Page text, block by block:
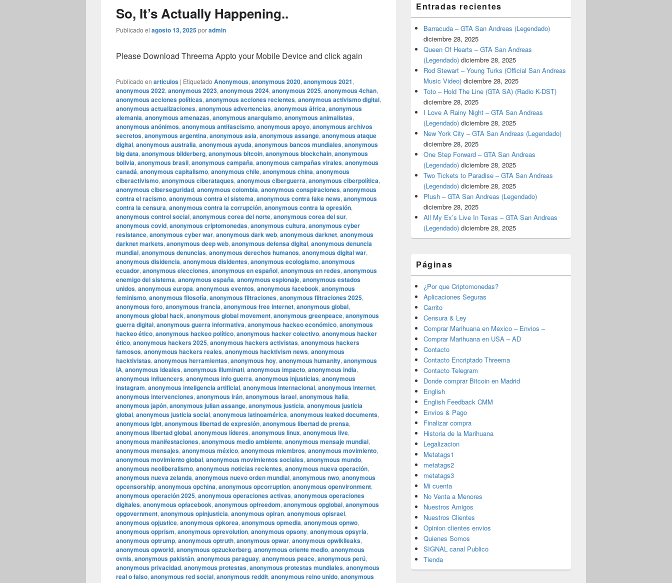
So, It’s Actually Happening..
Publicado el agosto 13, 2025poradmin
Please Download Threema Appto your Mobile Device and click again
Publicado en articulos | Etiquetado Anonymous, anonymous 2020, anonymous 2021,
anonymous 2022, anonymous 2023, anonymous 2024, anonymous 2025, anonymous 4chan,
anonymous acciones políticas, anonymous acciones recientes, anonymous activismo digital,
anonymous actualizaciones, anonymous advertencias, anonymous áfrica, anonymous
alemania, anonymous amenazas, anonymous anarquismo, anonymous animalistas,
anonymous anónimos, anonymous antifascismo, anonymous apoyo, anonymous archivos
secretos, anonymous argentina, anonymous asia, anonymous assange, anonymous ataque
digital, anonymous australia, anonymous ayuda, anonymous bancos mundiales, anonymous
big data, anonymous bilderberg, anonymous bitcoin, anonymous blockchain, anonymous
bolivia, anonymous brasil, anonymous campaña, anonymous campañas virales, anonymous
canadá, anonymous capitalismo, anonymous chile, anonymous china, anonymous
ciberactivismo, anonymous ciberataques, anonymous ciberguerra, anonymous ciberpolítica,
anonymous ciberseguridad, anonymous colombia, anonymous conspiraciones, anonymous
contra el racismo, anonymous contra el sistema, anonymous contra fake news, anonymous
contra la censura, anonymous contra la corrupción, anonymous contra la opresión,
anonymous control social, anonymous corea del norte, anonymous corea del sur,
anonymous covid, anonymous criptomonedas, anonymous cultura, anonymous cyber
resistance, anonymous cyber war, anonymous dark web, anonymous darknet, anonymous
darknet markets, anonymous deep web, anonymous defensa digital, anonymous denuncia
mundial, anonymous denuncias, anonymous derechos humanos, anonymous digital war,
anonymous disidencia, anonymous disidentes, anonymous ecologismo, anonymous
ecuador, anonymous elecciones, anonymous en español, anonymous en redes, anonymous
enemigo del sistema, anonymous españa, anonymous espionaje, anonymous estados
unidos, anonymous europa, anonymous eventos, anonymous facebook, anonymous
feminismo, anonymous filosofía, anonymous filtraciones, anonymous filtraciones 2025,
anonymous foro, anonymous francia, anonymous free internet, anonymous global,
anonymous global hack, anonymous global movement, anonymous greenpeace, anonymous
guerra digital, anonymous guerra informativa, anonymous hackeo económico, anonymous
hackeo ético, anonymous hackeo político, anonymous hacker colectivo, anonymous hacker
ético, anonymous hackers 2025, anonymous hackers activistas, anonymous hackers
famosos, anonymous hackers reales, anonymous hacktivism news, anonymous
hacktivistas, anonymous herramientas, anonymous hoy, anonymous humanity, anonymous
IA, anonymous ideales, anonymous illuminati, anonymous impacto, anonymous india,
anonymous influencers, anonymous info guerra, anonymous injusticias, anonymous
instagram, anonymous inteligencia artificial, anonymous internacional, anonymous internet,
anonymous intervenciones, anonymous irán, anonymous israel, anonymous italia,
anonymous japón, anonymous julian assange, anonymous justicia, anonymous justicia
global, anonymous justicia social, anonymous latinoamérica, anonymous leaked documents,
anonymous lgbt, anonymous libertad de expresión, anonymous libertad de prensa,
anonymous libertad global, anonymous líderes, anonymous linux, anonymous live,
anonymous manifestaciones, anonymous medio ambiente, anonymous mensaje mundial,
anonymous mensajes, anonymous méxico, anonymous miembros, anonymous movimiento,
anonymous movimiento global, anonymous movimientos sociales, anonymous mundo,
anonymous neoliberalismo, anonymous noticias recientes, anonymous nueva operación,
anonymous nueva zelanda, anonymous nuevo orden mundial, anonymous nwo, anonymous
opcensorship, anonymous opchina, anonymous opcorruption, anonymous openvironment,
anonymous operación 2025, anonymous operaciones activas, anonymous operaciones
digitales, anonymous opfacebook, anonymous opfreedom, anonymous opglobal, anonymous
opgovernment, anonymous opinjusticia, anonymous opiran, anonymous opisrael,
anonymous opjustice, anonymous opkorea, anonymous opmedia, anonymous opnwo,
anonymous opprism, anonymous oprevolution, anonymous opsony, anonymous opsyria,
anonymous optrump, anonymous optruth, anonymous opwar, anonymous opwikileaks,
anonymous opworld, anonymous opzuckerberg, anonymous oriente medio, anonymous
ovnis, anonymous pakistán, anonymous paraguay, anonymous peace, anonymous perú,
anonymous privacidad, anonymous protestas, anonymous protestas mundiales, anonymous
real o falso, anonymous red social, anonymous reddit, anonymous reino unido, anonymous
Entradas recientes
Barracuda – GTA San Andreas (Legendado)
diciembre 28, 2025
Queen Of Hearts – GTA San Andreas
(Legendado) diciembre 28, 2025
Rod Stewart – Young Turks (Official San Andreas
Music Video) diciembre 28, 2025
Toto – Hold The Line (GTA SA) (Radio K-DST)
diciembre 28, 2025
I Love A Rainy Night – GTA San Andreas
(Legendado) diciembre 28, 2025
New York City – GTA San Andreas (Legendado)
diciembre 28, 2025
One Step Forward – GTA San Andreas
(Legendado) diciembre 28, 2025
Two Tickets to Paradise – GTA San Andreas
(Legendado) diciembre 28, 2025
Plush – GTA San Andreas (Legendado)
diciembre 28, 2025
All My Ex’s Live In Texas – GTA San Andreas
(Legendado) diciembre 28, 2025
Páginas
¿Por que Criptomonedas?
Aplicaciones Seguras
Carrito
Censura & Ley
Comprar Marihuana en Mexico – Envios –
Comprar Marihuana en USA – AD
Contacto
Contacto Encriptado Threema
Contacto Telegram
Donde comprar Bitcoin en Madrid
English
English Feedback CMM
Envios & Pago
Finalizar compra
Historia de la Marihuana
Legalizacion
Metatags1
metatags2
metatags3
Mi cuenta
No Venta a Menores
Nuestros Amigos
Nuestros Clientes
Opinion clientes envios
Quienes Somos
SIGNAL canal Publico
Tienda